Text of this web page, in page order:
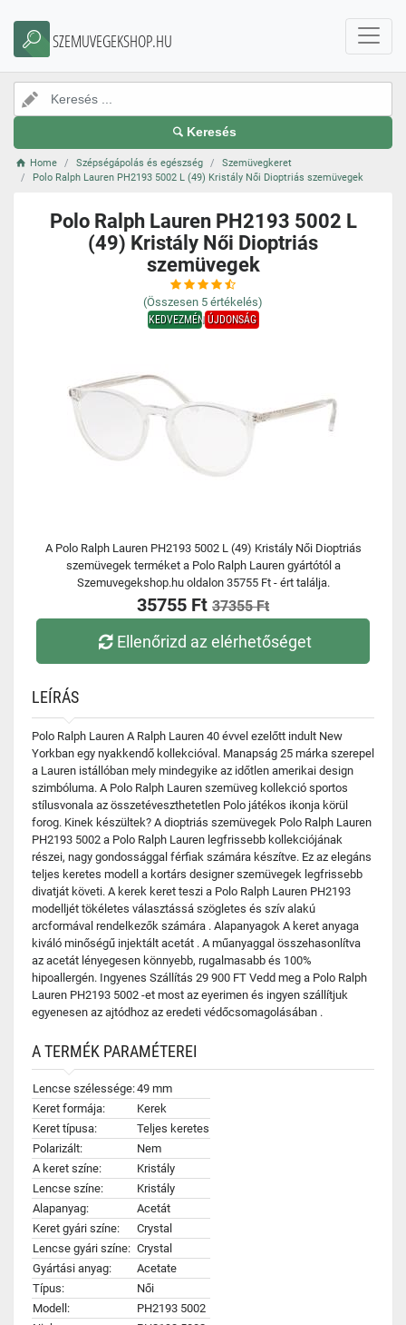
SZEMUVEGEKSHOP.HU
Keresés
Home Szépségápolás és egészség
Szemüvegkeret
Polo Ralph Lauren PH2193 5002 L (49) Kristály Női Dioptriás szemüvegek
Polo Ralph Lauren PH2193 5002 L
(49) Kristály Női Dioptriás
szemüvegek
(Összesen 5 értékelés)
KEDVEZMÉNYÚJDONSÁG
A Polo Ralph Lauren PH2193 5002 L (49) Kristály Női Dioptriás
szemüvegek terméket a Polo Ralph Lauren gyártótól a
Szemuvegekshop.hu oldalon 35755 Ft - ért találja.
35755 Ft 37355 Ft
Ellenőrizd az elérhetőséget
LEÍRÁS
Polo Ralph Lauren A Ralph Lauren 40 évvel ezelőtt indult New
Yorkban egy nyakkendő kollekcióval. Manapság 25 márka szerepel
a Lauren istállóban mely mindegyike az időtlen amerikai design
szimbóluma. A Polo Ralph Lauren szemüveg kollekció sportos
stílusvonala az összetéveszthetetlen Polo játékos ikonja körül
forog. Kinek készültek? A dioptriás szemüvegek Polo Ralph Lauren
PH2193 5002 a Polo Ralph Lauren legfrissebb kollekciójának
részei, nagy gondossággal férfiak számára készítve. Ez az elegáns
teljes keretes modell a kortárs designer szemüvegek legfrissebb
divatját követi. A kerek keret teszi a Polo Ralph Lauren PH2193
modelljét tökéletes választássá szögletes és szív alakú
arcformával rendelkezők számára . Alapanyagok A keret anyaga
kiváló minőségű injektált acetát . A műanyaggal összehasonlítva
az acetát lényegesen könnyebb, rugalmasabb és 100%
hipoallergén. Ingyenes Szállítás 29 900 FT Vedd meg a Polo Ralph
Lauren PH2193 5002 -et most az eyerimen és ingyen szállítjuk
egyenesen az ajtódhoz az eredeti védőcsomagolásában .
A TERMÉK PARAMÉTEREI
Lencse szélessége:49 mm
Keret formája:
Kerek
Keret típusa:
Teljes keretes
Polarizált:
Nem
A keret színe:
Kristály
Lencse színe:
Kristály
Alapanyag:
Acetát
Keret gyári színe:
Crystal
Lencse gyári színe: Crystal
Gyártási anyag:
Acetate
Típus:
Női
Modell:
PH2193 5002